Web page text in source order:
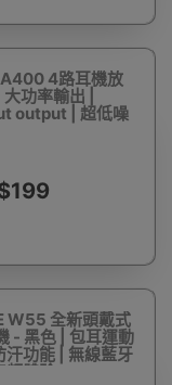
4路耳機放
功率輸出 |
output | 超低噪
W55 全新頭戴式
- 黑色 | 包耳運動
汗功能 | 無線藍牙
頻體驗